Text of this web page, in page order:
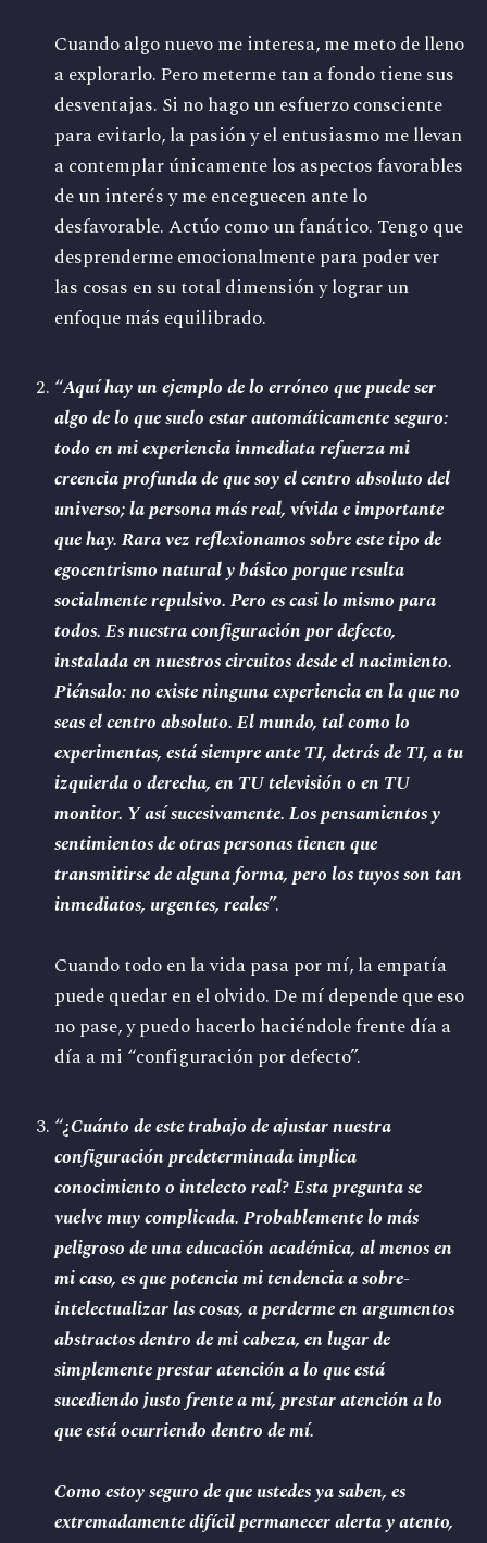
Cuando algo nuevo me interesa, me meto de lleno
a explorarlo. Pero meterme tan a fondo tiene sus
desventajas. Si no hago un esfuerzo consciente
para evitarlo, la pasión y el entusiasmo me llevan
a contemplar únicamente los aspectos favorables
de un interés y me enceguecen ante lo
desfavorable. Actúo como un fanático. Tengo que
desprenderme emocionalmente para poder ver
las cosas en su total dimensión y lograr un
enfoque más equilibrado.
“Aquí hay un ejemplo de lo erróneo que puede ser
algo de lo que suelo estar automáticamente seguro:
todo en mi experiencia inmediata refuerza mi
creencia profunda de que soy el centro absoluto del
universo; la persona más real, vívida e importante
que hay. Rara vez reflexionamos sobre este tipo de
egocentrismo natural y básico porque resulta
socialmente repulsivo. Pero es casi lo mismo para
todos. Es nuestra configuración por defecto,
instalada en nuestros circuitos desde el nacimiento.
Piénsalo: no existe ninguna experiencia en la que no
seas el centro absoluto. El mundo, tal como lo
experimentas, está siempre ante TI, detrás de TI, a tu
izquierda o derecha, en TU televisión o en TU
monitor. Y así sucesivamente. Los pensamientos y
sentimientos de otras personas tienen que
transmitirse de alguna forma, pero los tuyos son tan
inmediatos, urgentes, reales”.
Cuando todo en la vida pasa por mí, la empatía
puede quedar en el olvido. De mí depende que eso
no pase, y puedo hacerlo haciéndole frente día a
día a mi “configuración por defecto”.
“¿Cuánto de este trabajo de ajustar nuestra
configuración predeterminada implica
conocimiento o intelecto real? Esta pregunta se
vuelve muy complicada. Probablemente lo más
peligroso de una educación académica, al menos en
mi caso, es que potencia mi tendencia a sobre-
intelectualizar las cosas, a perderme en argumentos
abstractos dentro de mi cabeza, en lugar de
simplemente prestar atención a lo que está
sucediendo justo frente a mí, prestar atención a lo
que está ocurriendo dentro de mí.
Como estoy seguro de que ustedes ya saben, es
extremadamente difícil permanecer alerta y atento,